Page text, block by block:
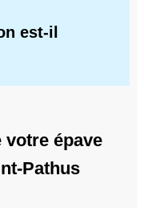
est-il
votre épave
Pathus